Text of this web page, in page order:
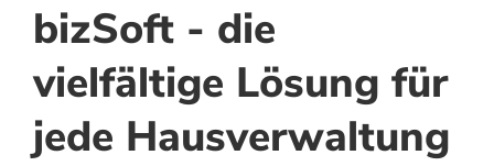
bizSoft - die
vielfältige Lösung für
jede Hausverwaltung